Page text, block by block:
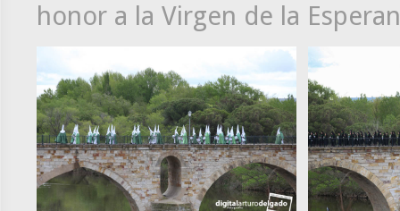
honor a la Virgen de la